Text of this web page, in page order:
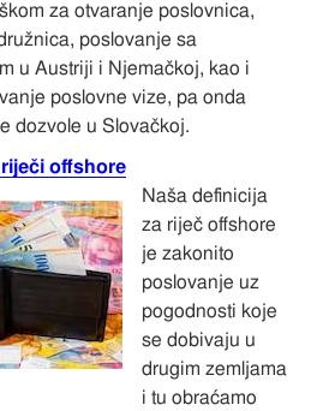
za otvaranje poslovnica,
poslovanje sa
u Austriji i Njemačkoj, kao i
poslovne vize, pa onda
dozvole u Slovačkoj.
offshore
Naša definicija
za riječ offshore
je zakonito
poslovanje uz
pogodnosti koje
se dobivaju u
drugim zemljama
i tu obraćamo